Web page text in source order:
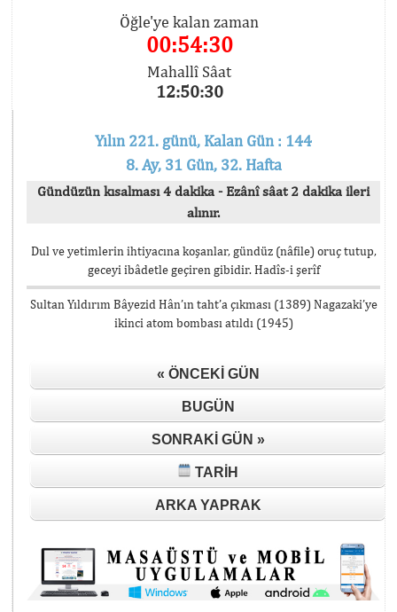
Öğle'ye kalan zaman
00:54:30
Mahallî Sâat
12:50:30
Yılın 221. günü, Kalan Gün : 144
8. Ay, 31 Gün, 32. Hafta
Gündüzün kısalması 4 dakika - Ezânî sâat 2 dakika ileri
alınır.
Dul ve yetimlerin ihtiyacına koşanlar, gündüz (nâfile) oruç tutup,
geceyi ibâdetle geçiren gibidir. Hadîs-i şerîf
Sultan Yıldırım Bâyezid Hân’ın taht’a çıkması (1389) Nagazaki’ye
ikinci atom bombası atıldı (1945)
« ÖNCEKI GÜN
BUGÜN
SONRAKI GÜN »
TARIH
ARKA YAPRAK